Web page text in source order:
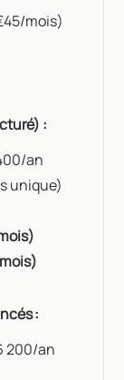
mois)
:
an
unique)
:
200/an